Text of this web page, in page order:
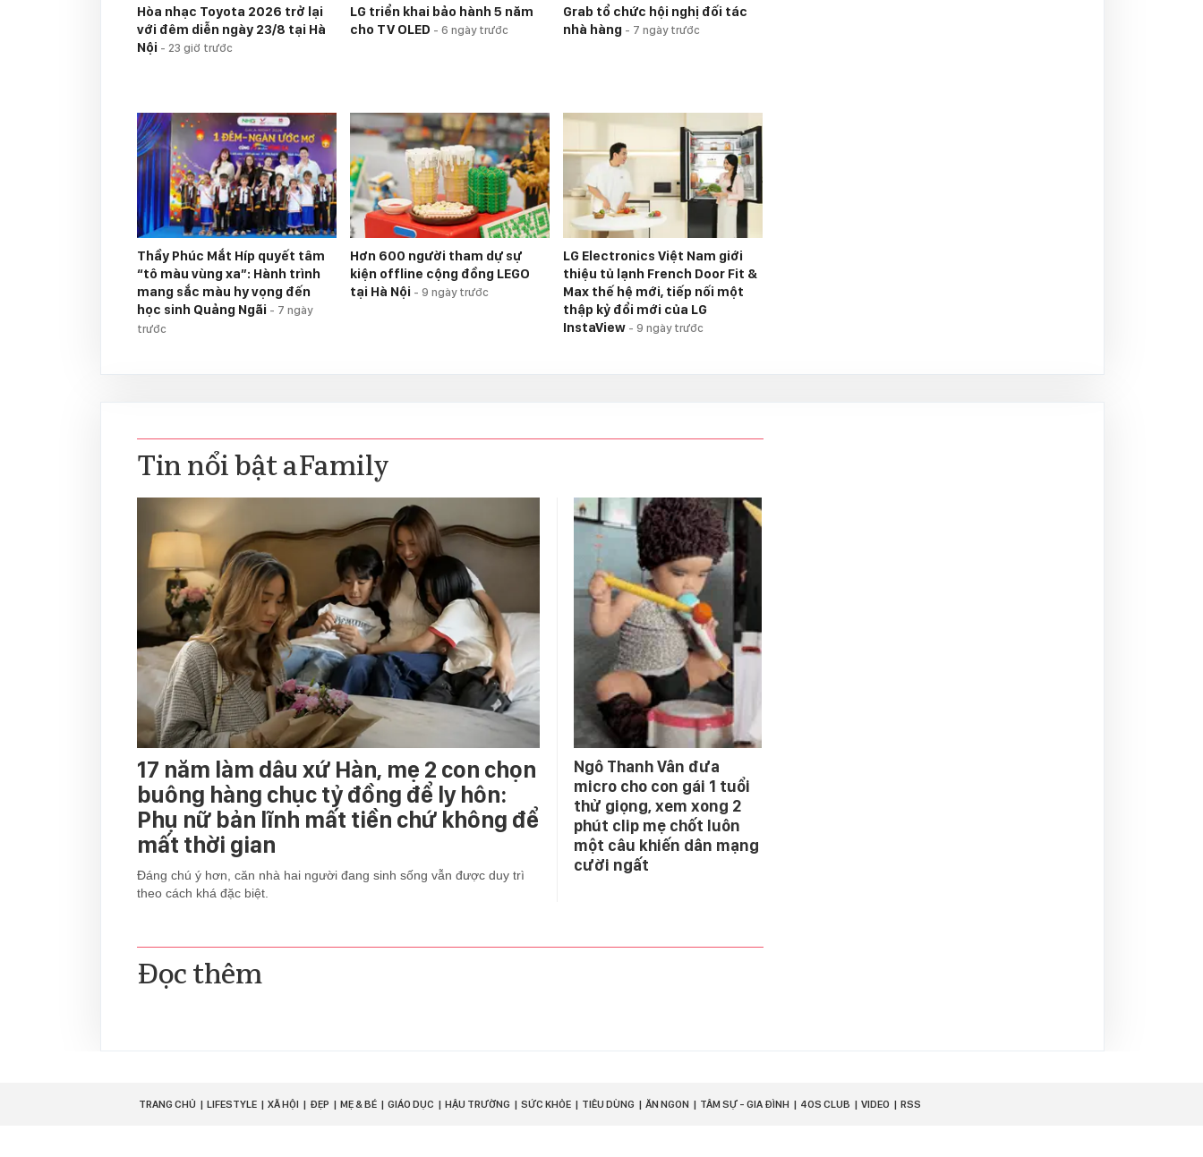
Hòa nhạc Toyota 2026 trở lại
với đêm diễn ngày 23/8 tại Hà
Nội - 23 giờ trước
LG triển khai bảo hành 5 năm
cho TV OLED - 6 ngày trước
Grab tổ chức hội nghị đối tác
nhà hàng - 7 ngày trước
Thầy Phúc Mắt Híp quyết tâm
“tô màu vùng xa”: Hành trình
mang sắc màu hy vọng đến
học sinh Quảng Ngãi - 7 ngày
trước
Hơn 600 người tham dự sự
kiện offline cộng đồng LEGO
tại Hà Nội - 9 ngày trước
LG Electronics Việt Nam giới
thiệu tủ lạnh French Door Fit &
Max thế hệ mới, tiếp nối một
thập kỷ đổi mới của LG
InstaView - 9 ngày trước
Tin nổi bật aFamily
17 năm làm dâu xứ Hàn, mẹ 2 con chọn
buông hàng chục tỷ đồng để ly hôn:
Phụ nữ bản lĩnh mất tiền chứ không để
mất thời gian
Đáng chú ý hơn, căn nhà hai người đang sinh sống vẫn được duy trì
theo cách khá đặc biệt.
Ngô Thanh Vân đưa
micro cho con gái 1 tuổi
thử giọng, xem xong 2
phút clip mẹ chốt luôn
một câu khiến dân mạng
cười ngất
Đọc thêm
TRANG CHỦ LIFESTYLE XÃ HỘI ĐẸP MẸ & BÉ GIÁO DỤC HẬU TRƯỜNG SỨC KHỎE TIÊU DÙNG ĂN NGON TÂM SỰ - GIA ĐÌNH 40S CLUB VIDEO RSS